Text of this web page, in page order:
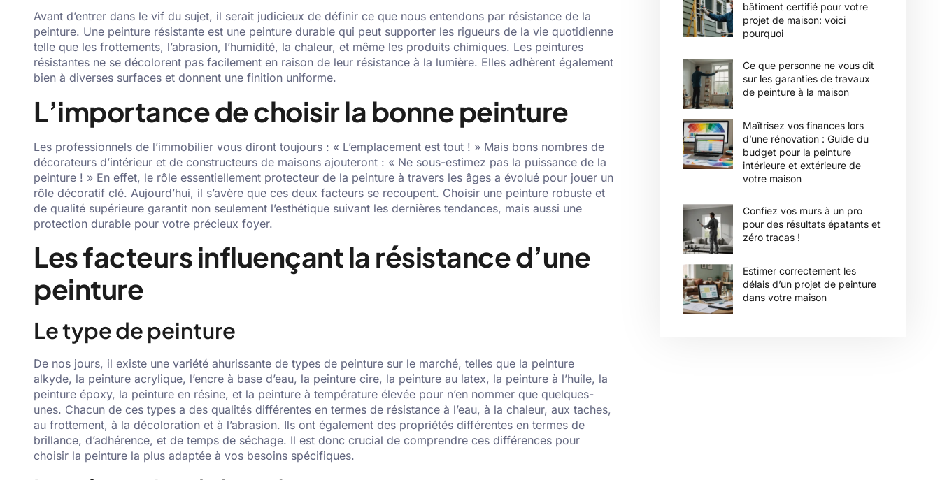
Avant d’entrer dans le vif du sujet, il serait judicieux de définir ce que nous entendons par résistance de la
peinture. Une peinture résistante est une peinture durable qui peut supporter les rigueurs de la vie quotidienne
telle que les frottements, l’abrasion, l’humidité, la chaleur, et même les produits chimiques. Les peintures
résistantes ne se décolorent pas facilement en raison de leur résistance à la lumière. Elles adhèrent également
bien à diverses surfaces et donnent une finition uniforme.
L’importance de choisir la bonne peinture
Les professionnels de l’immobilier vous diront toujours : « L’emplacement est tout ! » Mais bons nombres de
décorateurs d’intérieur et de constructeurs de maisons ajouteront : « Ne sous-estimez pas la puissance de la
peinture ! » En effet, le rôle essentiellement protecteur de la peinture à travers les âges a évolué pour jouer un
rôle décoratif clé. Aujourd’hui, il s’avère que ces deux facteurs se recoupent. Choisir une peinture robuste et
de qualité supérieure garantit non seulement l’esthétique suivant les dernières tendances, mais aussi une
protection durable pour votre précieux foyer.
Les facteurs influençant la résistance d’une
peinture
Le type de peinture
De nos jours, il existe une variété ahurissante de types de peinture sur le marché, telles que la peinture
alkyde, la peinture acrylique, l’encre à base d’eau, la peinture cire, la peinture au latex, la peinture à l’huile, la
peinture époxy, la peinture en résine, et la peinture à température élevée pour n’en nommer que quelques-
unes. Chacun de ces types a des qualités différentes en termes de résistance à l’eau, à la chaleur, aux taches,
au frottement, à la décoloration et à l’abrasion. Ils ont également des propriétés différentes en termes de
brillance, d’adhérence, et de temps de séchage. Il est donc crucial de comprendre ces différences pour
choisir la peinture la plus adaptée à vos besoins spécifiques.
bâtiment certifié pour votre
projet de maison: voici
pourquoi
Ce que personne ne vous dit
sur les garanties de travaux
de peinture à la maison
Maîtrisez vos finances lors
d’une rénovation : Guide du
budget pour la peinture
intérieure et extérieure de
votre maison
Confiez vos murs à un pro
pour des résultats épatants et
zéro tracas !
Estimer correctement les
délais d’un projet de peinture
dans votre maison